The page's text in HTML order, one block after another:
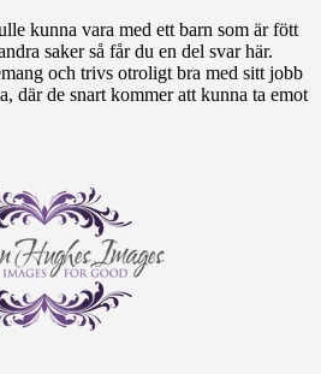
kunna vara med ett barn som är fött
saker så får du en del svar här.
och trivs otroligt bra med sitt jobb
där de snart kommer att kunna ta emot